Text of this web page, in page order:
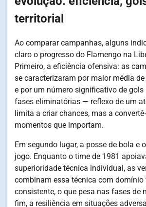
territorial
Ao comparar campanhas, alguns
claro o progresso do Flamengo na
Primeiro, a eficiência ofensiva: as
se caracterizaram por maior média
e por um número significativo de gols
fases eliminatórias — reflexo de um
limita a criar chances, mas a
momentos que importam.
Em segundo lugar, a posse de bola e
jogo. Enquanto o time de 1981
superioridade técnica individual, as
combinam essa técnica com
consistente, o que pesa nas fases de
fim, a resiliência em situações